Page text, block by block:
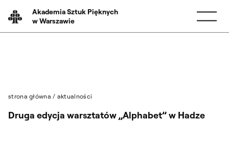
Akademia Sztuk Pięknych
w Warszawie
strona główna / aktualności
Druga edycja warsztatów „Alphabet” w Hadze